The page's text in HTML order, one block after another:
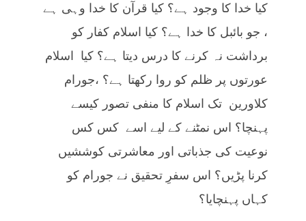
کیا خدا کا وجود ہے؟ کیا قرآن کا خدا وہی ہے
، جو بائبل کا خدا ہے؟ کیا اسلام کفار کو
برداشت نہ کرنے کا درس دیتا ہے؟ کیا اسلام
عورتوں پر ظلم کو روا رکھتا ہے؟ ،جورام
کلاورین تک اسلام کا منفی تصور کیسے
پہنچا؟ اس نمٹنے کے لیے اسے کس کس
نوعیت کی جذباتی اور معاشرتی کوششیں
کرنا پڑیں؟ اس سفرِ تحقیق نے جورام کو
کہاں پہنچایا؟